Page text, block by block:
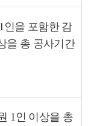
인을 포함한 감
을 총 공사기간
1인 이상을 총